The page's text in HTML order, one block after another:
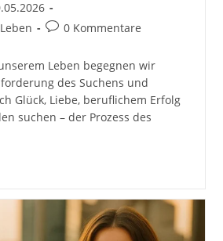
Beitrags-
0 Kommentare
Leben begegnen wir
des Suchens und
Glück, Liebe, beruflichem Erfolg
suchen – der Prozess des